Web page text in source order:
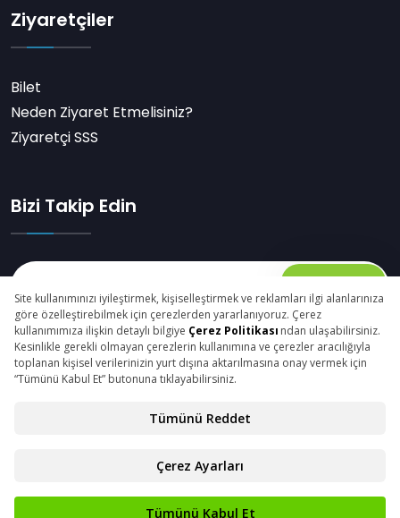
Ziyaretçiler
Bilet
Neden Ziyaret Etmelisiniz?
Ziyaretçi SSS
Bizi Takip Edin
Kişisel Verilerin Korunması